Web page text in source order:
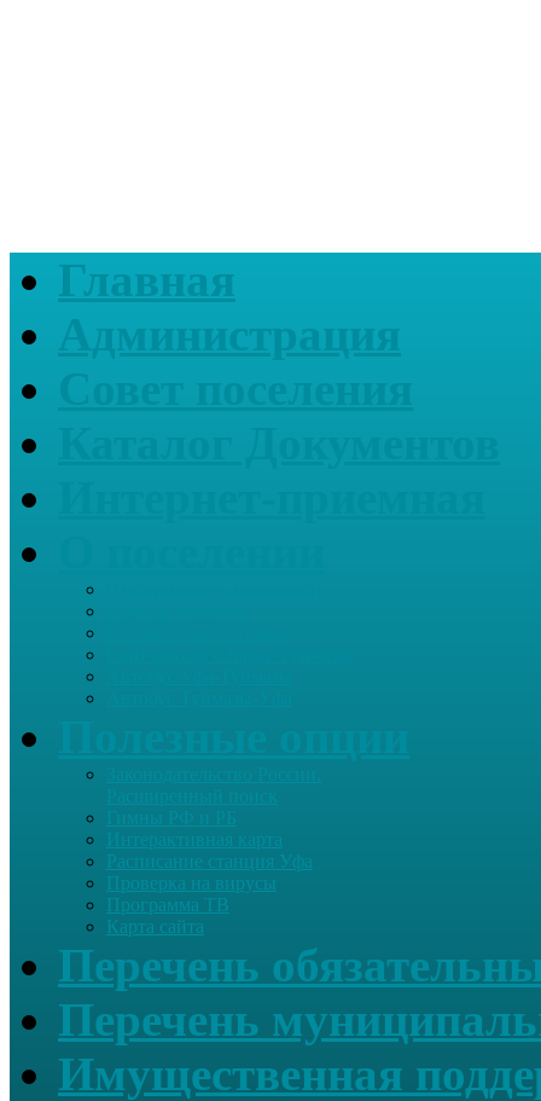
Главная
Администрация
Гимны РФ и РБ
Интерактивная карта
Расписание станция Уфа
Проверка на вирусы
Программа ТВ
Карта сайта
Перечень
Перечень
Имущественная